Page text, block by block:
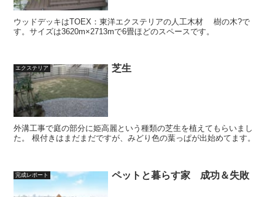
ウッドデッキはTOEX：東洋エクステリアの人工木材 樹の木?で
す。サイズは3620m×2713mで6畳ほどのスペースです。
エクステリア 芝生
外溝工事で庭の部分に姫高麗という種類の芝生を植えてもらいまし
た。 根付きはまだまだですが、みどり色の葉っぱが出始めてます。
完成レポート ペットと暮らす家 成功＆失敗